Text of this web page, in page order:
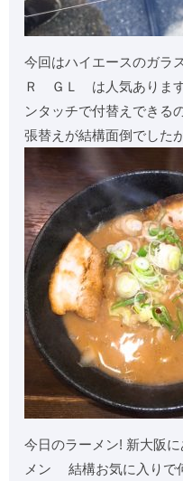
今回はハイエースのガラ
Ｒ ＧＬ は人気あります
ンタッチで付替えできる
張替えが結構面倒でしたが
今日のラーメン! 新大阪
メン 結構お気に入りで